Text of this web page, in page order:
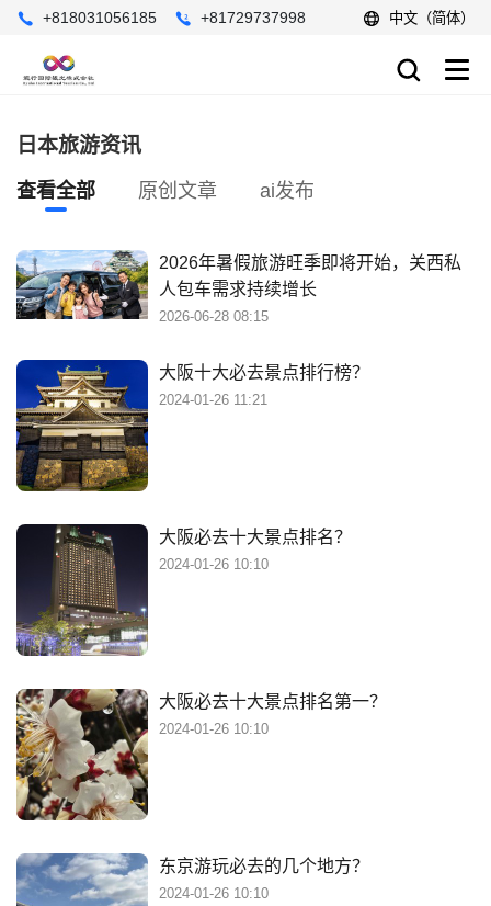
+818031056185 +81729737998 中文（简体）
日本旅游资讯
查看全部 原创文章 ai发布
2026年暑假旅游旺季即将开始，关西私
人包车需求持续增长
2026-06-28 08:15
大阪十大必去景点排行榜？
2024-01-26 11:21
大阪必去十大景点排名？
2024-01-26 10:10
大阪必去十大景点排名第一？
2024-01-26 10:10
东京游玩必去的几个地方？
2024-01-26 10:10